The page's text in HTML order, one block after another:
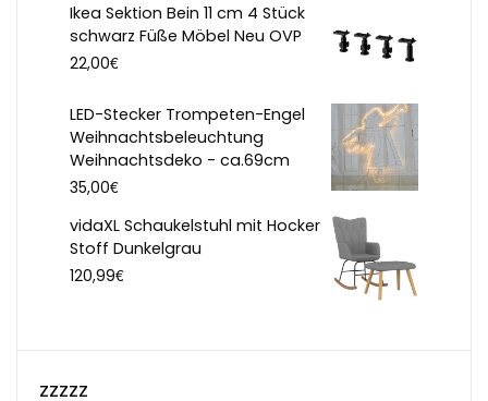
Ikea Sektion Bein 11 cm 4 Stück
schwarz Füße Möbel Neu OVP
22,00€
LED-Stecker Trompeten-Engel
Weihnachtsbeleuchtung
Weihnachtsdeko - ca.69cm
35,00€
vidaXL Schaukelstuhl mit Hocker
Stoff Dunkelgrau
120,99€
zzzzz